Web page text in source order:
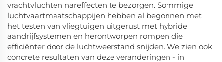
vrachtvluchten nareffecten te bezorgen. Sommige
luchtvaartmaatschappijen hebben al begonnen met
het testen van vliegtuigen uitgerust met hybride
aandrijfsystemen en herontworpen rompen die
efficiënter door de luchtweerstand snijden. We zien ook
concrete resultaten van deze veranderingen - in